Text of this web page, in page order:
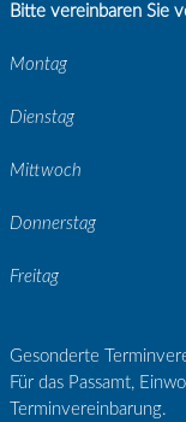
Bitte vereinbaren Sie
Montag
Dienstag
Mittwoch
Donnerstag
Freitag
Gesonderte
Für das Passamt,
Terminvereinbarung.